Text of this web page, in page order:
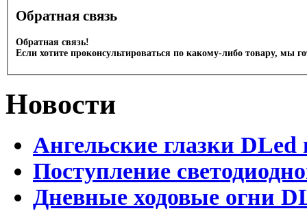
Обратная связь
Обратная связь!
Если хотите проконсультироваться по какому-либо товару, мы
Новости
Ангельские глазки DLed
Поступление
Дневные ходовые огни